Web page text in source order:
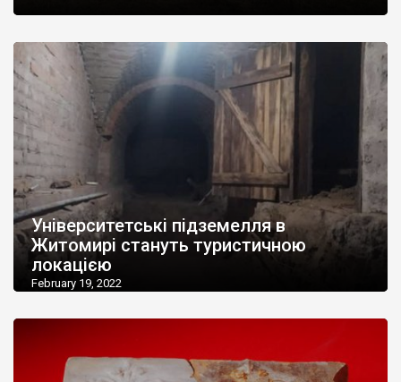
Університетські підземелля в
Житомирі стануть туристичною
локацією
February 19, 2022